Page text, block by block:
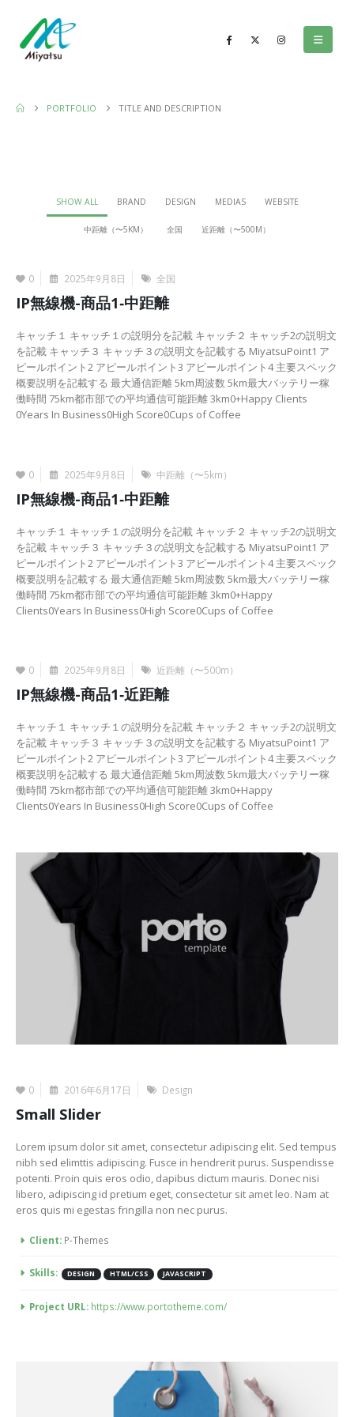
PORTFOLIO TITLE AND DESCRIPTION
SHOW ALL BRAND DESIGN MEDIAS WEBSITE
中距離（〜5KM） 全国 近距離（〜500M）
0 2025年9月8日 全国
IP無線機-商品1‐中距離
キャッチ１ キャッチ１の説明分を記載 キャッチ２ キャッチ2の説明文
を記載 キャッチ３ キャッチ３の説明文を記載する MiyatsuPoint1 ア
ピールポイント2 アピールポイント3 アピールポイント4 主要スペック
概要説明を記載する 最大通信距離 5km周波数 5km最大バッテリー稼
働時間 75km都市部での平均通信可能距離 3km0+Happy Clients
0Years In Business0High Score0Cups of Coffee
0 2025年9月8日 中距離（〜5km）
IP無線機-商品1‐中距離
キャッチ１ キャッチ１の説明分を記載 キャッチ２ キャッチ2の説明文
を記載 キャッチ３ キャッチ３の説明文を記載する MiyatsuPoint1 ア
ピールポイント2 アピールポイント3 アピールポイント4 主要スペック
概要説明を記載する 最大通信距離 5km周波数 5km最大バッテリー稼
働時間 75km都市部での平均通信可能距離 3km0+Happy
Clients0Years In Business0High Score0Cups of Coffee
0 2025年9月8日 近距離（〜500m）
IP無線機-商品1‐近距離
キャッチ１ キャッチ１の説明分を記載 キャッチ２ キャッチ2の説明文
を記載 キャッチ３ キャッチ３の説明文を記載する MiyatsuPoint1 ア
ピールポイント2 アピールポイント3 アピールポイント4 主要スペック
概要説明を記載する 最大通信距離 5km周波数 5km最大バッテリー稼
働時間 75km都市部での平均通信可能距離 3km0+Happy
Clients0Years In Business0High Score0Cups of Coffee
0 2016年6月17日 Design
Small Slider
Lorem ipsum dolor sit amet, consectetur adipiscing elit. Sed tempus
nibh sed elimttis adipiscing. Fusce in hendrerit purus. Suspendisse
potenti. Proin quis eros odio, dapibus dictum mauris. Donec nisi
libero, adipiscing id pretium eget, consectetur sit amet leo. Nam at
eros quis mi egestas fringilla non nec purus.
More Information
Client: P-Themes
Skills: DESIGN HTML/CSS JAVASCRIPT
Project URL: https://www.portotheme.com/